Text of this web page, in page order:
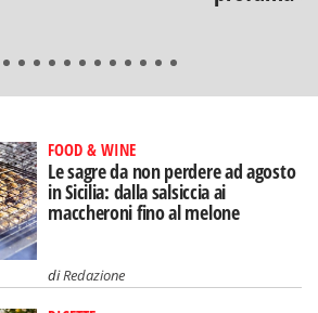
FOOD & WINE
Le sagre da non perdere ad agosto
in Sicilia: dalla salsiccia ai
maccheroni fino al melone
diRedazione